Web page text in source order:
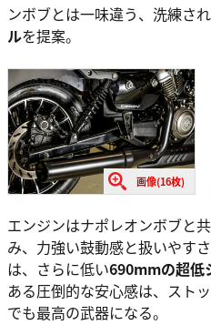
ンボブとは一味違う、洗練さ
ルを提案。
画像(16枚)
エンジンはナポレオンボブと
み、力強い鼓動感と扱いやす
は、さらに低い690mmの超低
ある圧倒的な安心感は、スト
でも最高の武器になる。